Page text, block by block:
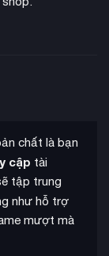
độc đáo như
Match (trận đấu
thương). Chế
tham chiến
sau hậu
chất là bạn
cập tài
tập trung
như hỗ trợ
mượt mà